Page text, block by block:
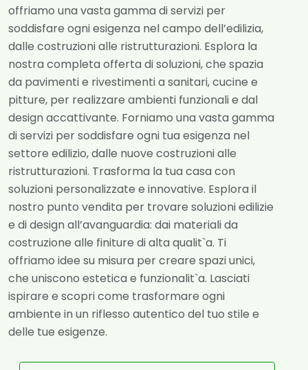
offriamo una vasta gamma di servizi per
soddisfare ogni esigenza nel campo dell’edilizia,
dalle costruzioni alle ristrutturazioni. Esplora la
nostra completa offerta di soluzioni, che spazia
da pavimenti e rivestimenti a sanitari, cucine e
pitture, per realizzare ambienti funzionali e dal
design accattivante. Forniamo una vasta gamma
di servizi per soddisfare ogni tua esigenza nel
settore edilizio, dalle nuove costruzioni alle
ristrutturazioni. Trasforma la tua casa con
soluzioni personalizzate e innovative. Esplora il
nostro punto vendita per trovare soluzioni edilizie
e di design all’avanguardia: dai materiali da
costruzione alle finiture di alta qualit`a. Ti
offriamo idee su misura per creare spazi unici,
che uniscono estetica e funzionalit`a. Lasciati
ispirare e scopri come trasformare ogni
ambiente in un riflesso autentico del tuo stile e
delle tue esigenze.